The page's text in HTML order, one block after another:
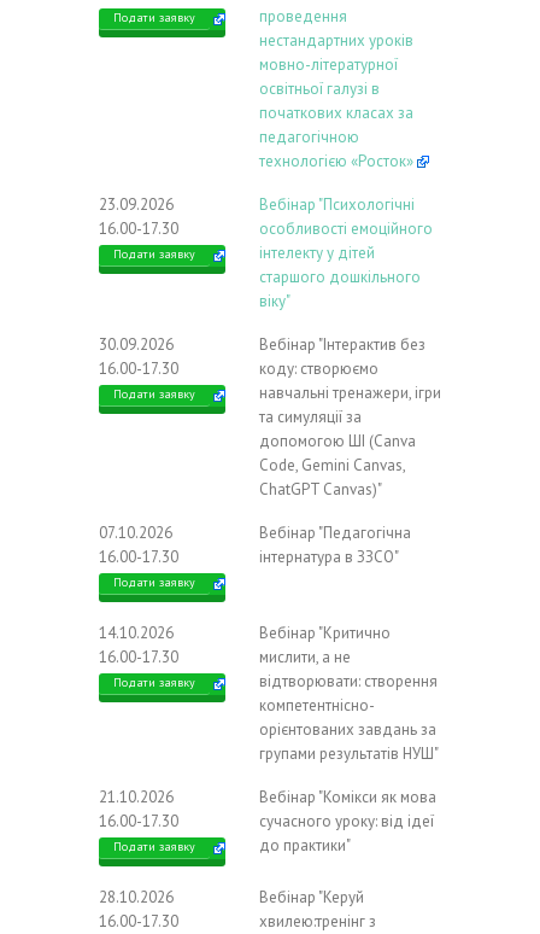
Подати заявку
проведення
нестандартних уроків
мовно-літературної
освітньої галузі в
початкових класах за
педагогічною
технологією «Росток»
23.09.2026
16.00-17.30
Подати заявку
Вебінар "Психологічні
особливості емоційного
інтелекту у дітей
старшого дошкільного
віку"
30.09.2026
16.00-17.30
Подати заявку
Вебінар "Інтерактив без
коду: створюємо
навчальні тренажери, ігри
та симуляції за
допомогою ШІ (Canva
Code, Gemini Canvas,
ChatGPT Canvas)"
07.10.2026
16.00-17.30
Подати заявку
Вебінар "Педагогічна
інтернатура в ЗЗСО"
14.10.2026
16.00-17.30
Подати заявку
Вебінар "Критично
мислити, а не
відтворювати: створення
компетентнісно-
орієнтованих завдань за
групами результатів НУШ"
21.10.2026
16.00-17.30
Подати заявку
Вебінар "Комікси як мова
сучасного уроку: від ідеї
до практики"
28.10.2026
16.00-17.30
Вебінар "Керуй
хвилею:тренінг з